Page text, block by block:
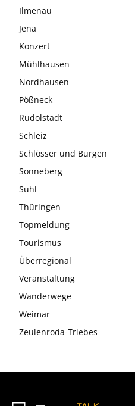
Ilmenau
Jena
Konzert
Mühlhausen
Nordhausen
Pößneck
Rudolstadt
Schleiz
Schlösser und Burgen
Sonneberg
Suhl
Thüringen
Topmeldung
Tourismus
Überregional
Veranstaltung
Wanderwege
Weimar
Zeulenroda-Triebes